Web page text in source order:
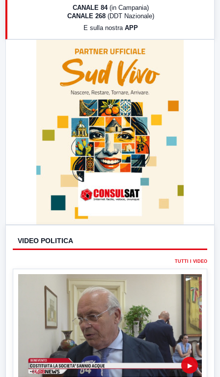
CANALE 84 (in Campania)
CANALE 268 (DDT Nazionale)
E sulla nostra APP
VIDEO POLITICA
TUTTI I VIDEO
▶